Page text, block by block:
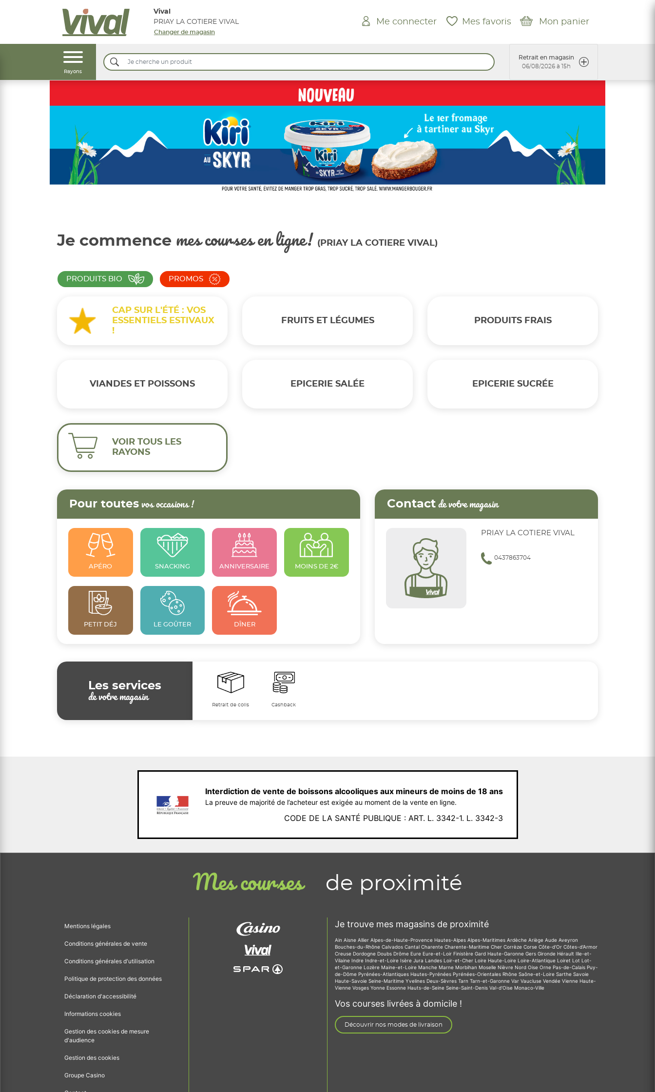
Vival
PRIAY LA COTIERE VIVAL
Changer de magasin
Me connecter Mes favoris Mon panier
Rayons
Retrait en magasin
06/08/2026 à 15h
Je commence mes courses en ligne! (PRIAY LA COTIERE VIVAL)
PRODUITS BIO PROMOS
CAP SUR L'ÉTÉ : VOS
ESSENTIELS ESTIVAUX
!
FRUITS ET LÉGUMES PRODUITS FRAIS
VIANDES ET POISSONS EPICERIE SALÉE EPICERIE SUCRÉE
VOIR TOUS LES
RAYONS
Pour toutes vos occasions !
APÉRO SNACKING ANNIVERSAIRE MOINS DE 2€
PETIT DÉJ LE GOÛTER DÎNER
Contact de votre magasin
PRIAY LA COTIERE VIVAL
0437863704
Les services
de votre magasin
Retrait de colis Cashback
Interdiction de vente de boissons alcooliques aux mineurs de moins de 18 ans
La preuve de majorité de l’acheteur est exigée au moment de la vente en ligne.
CODE DE LA SANTÉ PUBLIQUE : ART. L. 3342-1. L. 3342-3
Mes courses de proximité
Mentions légales
Conditions générales de vente
Conditions générales d'utilisation
Politique de protection des données
Déclaration d'accessibilité
Informations cookies
Gestion des cookies de mesure
d'audience
Gestion des cookies
Groupe Casino
Je trouve mes magasins de proximité
Ain Aisne Allier Alpes-de-Haute-Provence Hautes-Alpes Alpes-Maritimes Ardèche Ariège Aude Aveyron
Bouches-du-Rhône Calvados Cantal Charente Charente-Maritime Cher Corrèze Corse Côte-d'Or Côtes-d'Armor
Creuse Dordogne Doubs Drôme Eure Eure-et-Loir Finistère Gard Haute-Garonne Gers Gironde Hérault Ille-et-
Vilaine Indre Indre-et-Loire Isère Jura Landes Loir-et-Cher Loire Haute-Loire Loire-Atlantique Loiret Lot Lot-
et-Garonne Lozère Maine-et-Loire Manche Marne Morbihan Moselle Nièvre Nord Oise Orne Pas-de-Calais Puy-
de-Dôme Pyrénées-Atlantiques Hautes-Pyrénées Pyrénées-Orientales Rhône Saône-et-Loire Sarthe Savoie
Haute-Savoie Seine-Maritime Yvelines Deux-Sèvres Tarn Tarn-et-Garonne Var Vaucluse Vendée Vienne Haute-
Vienne Vosges Yonne Essonne Hauts-de-Seine Seine-Saint-Denis Val-d'Oise Monaco-Ville
Vos courses livrées à domicile !
Découvrir nos modes de livraison